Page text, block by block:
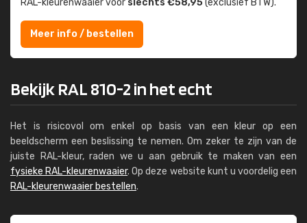
RAL-kleuren­waaier voor slechts €58,95(exclusief BTW).
Meer info / bestellen
Bekijk RAL 810-2 in het echt
Het is risicovol om enkel op basis van een kleur op een
beeldscherm een beslissing te nemen. Om zeker te zijn van de
juiste RAL-kleur, raden we u aan gebruik te maken van een
fysieke RAL-kleurenwaaier. Op deze website kunt u voordelig een
RAL-kleurenwaaier bestellen.